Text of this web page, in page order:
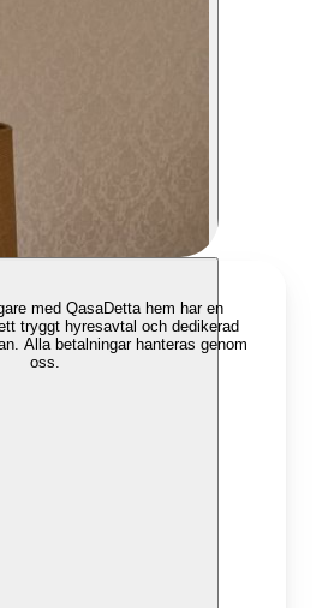
med QasaDetta hem har en
tryggt hyresavtal och dedikerad
Alla betalningar hanteras genom
oss.